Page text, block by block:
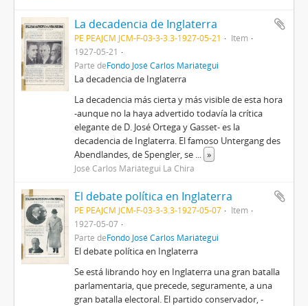
La decadencia de Inglaterra
PE PEAJCM JCM-F-03-3-3.3-1927-05-21
Item
1927-05-21
Parte deFondo José Carlos Mariátegui
La decadencia de Inglaterra
La decadencia más cierta y más visible de esta hora
-aunque no la haya advertido todavía la crítica
elegante de D. José Ortega y Gasset- es la
decadencia de Inglaterra. El famoso Untergang des
Abendlandes, de Spengler, se ... »
José Carlos Mariátegui La Chira
El debate política en Inglaterra
PE PEAJCM JCM-F-03-3-3.3-1927-05-07
Item
1927-05-07
Parte deFondo José Carlos Mariátegui
El debate política en Inglaterra
Se está librando hoy en Inglaterra una gran batalla
parlamentaria, que precede, seguramente, a una
gran batalla electoral. El partido conservador, -